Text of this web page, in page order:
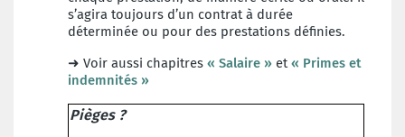
s’agira toujours d’un contrat à durée
déterminée ou pour des prestations définies.
➜ Voir aussi chapitres « Salaire » et « Primes et
indemnités »
Pièges ?